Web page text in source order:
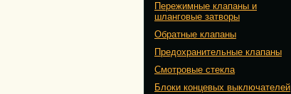
Пережимные клапаны и
шланговые затворы
Обратные клапаны
Предохранительные клапаны
Смотровые стекла
Блоки концевых выключателей